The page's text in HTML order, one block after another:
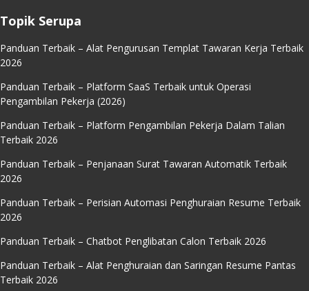
Topik Serupa
Panduan Terbaik – Alat Pengurusan Templat Tawaran Kerja Terbaik
2026
Panduan Terbaik – Platform SaaS Terbaik untuk Operasi
Pengambilan Pekerja (2026)
Panduan Terbaik – Platform Pengambilan Pekerja Dalam Talian
Terbaik 2026
Panduan Terbaik – Penjanaan Surat Tawaran Automatik Terbaik
2026
Panduan Terbaik – Perisian Automasi Penghuraian Resume Terbaik
2026
Panduan Terbaik – Chatbot Penglibatan Calon Terbaik 2026
Panduan Terbaik – Alat Penghuraian dan Saringan Resume Pantas
Terbaik 2026